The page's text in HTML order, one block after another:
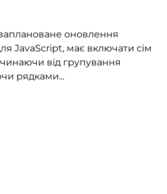
оновлення
JavaScript, має включати сім
від групування
рядками...